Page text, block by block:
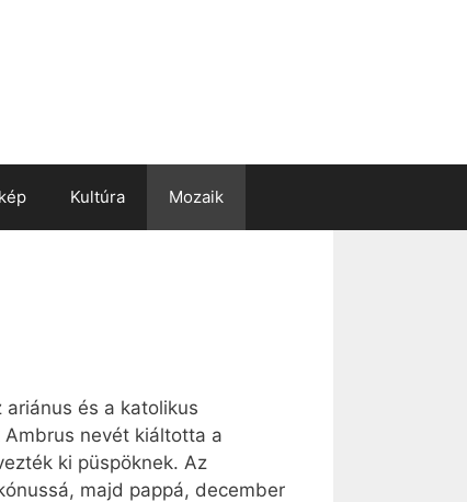
Kultúra Mozaik
és a katolikus
nevét kiáltotta a
ki püspöknek. Az
majd pappá, december